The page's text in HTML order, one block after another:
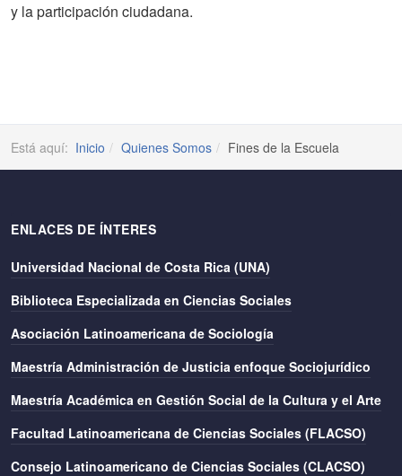
y la participación ciudadana.
Está aquí: Inicio Quienes Somos Fines de la Escuela
ENLACES DE ÍNTERES
Universidad Nacional de Costa Rica (UNA)
Biblioteca Especializada en Ciencias Sociales
Asociación Latinoamericana de Sociología
Maestría Administración de Justicia enfoque Sociojurídico
Maestría Académica en Gestión Social de la Cultura y el Arte
Facultad Latinoamericana de Ciencias Sociales (FLACSO)
Consejo Latinoamericano de Ciencias Sociales (CLACSO)